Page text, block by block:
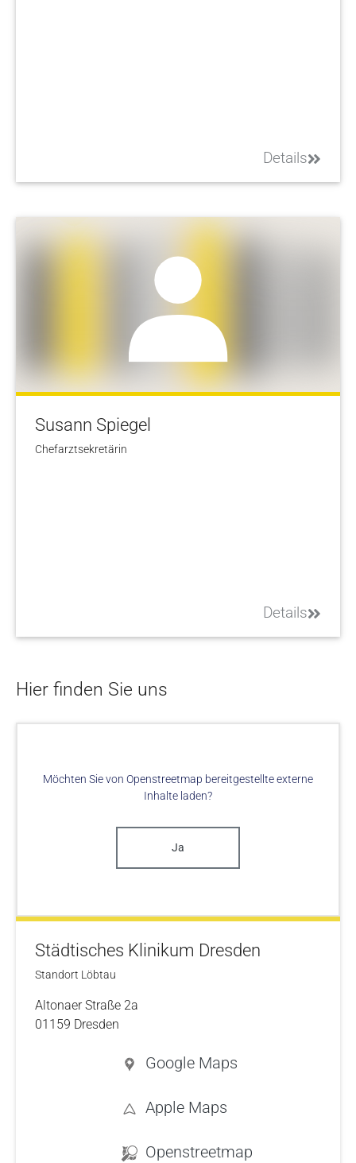
Details
Susann Spiegel
Chefarztsekretärin
Details
Hier finden Sie uns
Möchten Sie von Openstreetmap bereitgestellte externe
Inhalte laden?
Ja
Städtisches Klinikum Dresden
Standort Löbtau
Altonaer Straße 2a
01159 Dresden
Google Maps
Apple Maps
Openstreetmap